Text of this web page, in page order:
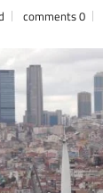
0 comments